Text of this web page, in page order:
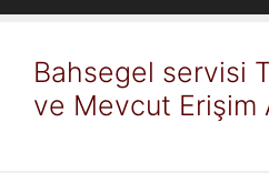
Bahsegel servisi
ve Mevcut Erişim